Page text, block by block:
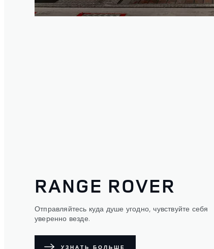
RANGE ROVER
Отправляйтесь куда душе угодно, чувствуйте себя
уверенно везде.
УЗНАТЬ БОЛЬШЕ